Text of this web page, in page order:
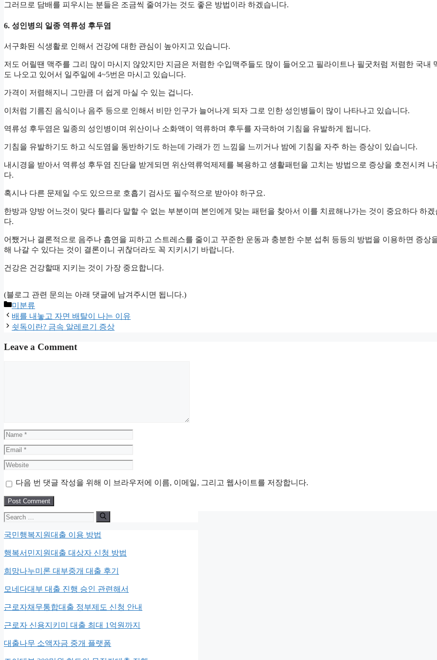
그러므로 담배를 피우시는 분들은 조금씩 줄여가는 것도 좋은 방법이라 하겠습니다.
6. 성인병의 일종 역류성 후두염
서구화된 식생활로 인해서 건강에 대한 관심이 높아지고 있습니다.
저도 어릴땐 맥주를 그리 많이 마시지 않았지만 지금은 저렴한 수입맥주들도 많이 들어오고 필라이트나 필굿처럼 저렴한 국내
도 나오고 있어서 일주일에 4~5번은 마시고 있습니다.
가격이 저렴해지니 그만큼 더 쉽게 마실 수 있는 겁니다.
이처럼 기름진 음식이나 음주 등으로 인해서 비만 인구가 늘어나게 되자 그로 인한 성인병들이 많이 나타나고 있습니다.
역류성 후두염은 일종의 성인병이며 위산이나 소화액이 역류하며 후두를 자극하여 기침을 유발하게 됩니다.
기침을 유발하기도 하고 식도염을 동반하기도 하는데 가래가 낀 느낌을 느끼거나 밤에 기침을 자주 하는 증상이 있습니다.
내시경을 받아서 역류성 후두염 진단을 받게되면 위산역류억제제를 복용하고 생활패턴을 고치는 방법으로 증상을 호전시켜 나
다.
혹시나 다른 문제일 수도 있으므로 호흡기 검사도 필수적으로 받아야 하구요.
한방과 양방 어느것이 맞다 틀리다 말할 수 없는 부분이며 본인에게 맞는 패턴을 찾아서 이를 치료해나가는 것이 중요하다 하겠
다.
어쨌거나 결론적으로 음주나 흡연을 피하고 스트레스를 줄이고 꾸준한 운동과 충분한 수분 섭취 등등의 방법을 이용하면 증상
해 나갈 수 있다는 것이 결론이니 귀찮더라도 꼭 지키시기 바랍니다.
건강은 건강할때 지키는 것이 가장 중요합니다.
(블로그 관련 문의는 아래 댓글에 남겨주시면 됩니다.)
Categories
미분류
배를 내놓고 자면 배탈이 나는 이유
쇳독이란? 금속 알레르기 증상
Leave a Comment
Name
Email
Website
다음 번 댓글 작성을 위해 이 브라우저에 이름, 이메일, 그리고 웹사이트를 저장합니다.
Search
for:
국민행복지원대출 이용 방법
행복서민지원대출 대상자 신청 방법
희망나누미론 대부중개 대출 후기
모네다대부 대출 진행 승인 관련해서
근로자채무통합대출 정부제도 신청 안내
근로자 신용지키미 대출 최대 1억원까지
대출나무 소액자금 중개 플랫폼